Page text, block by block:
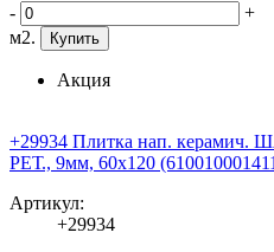
-
+
м2.
Купить
Акция
+29934 Плитка нап.
РЕТ., 9мм, 60x120
Артикул:
+29934